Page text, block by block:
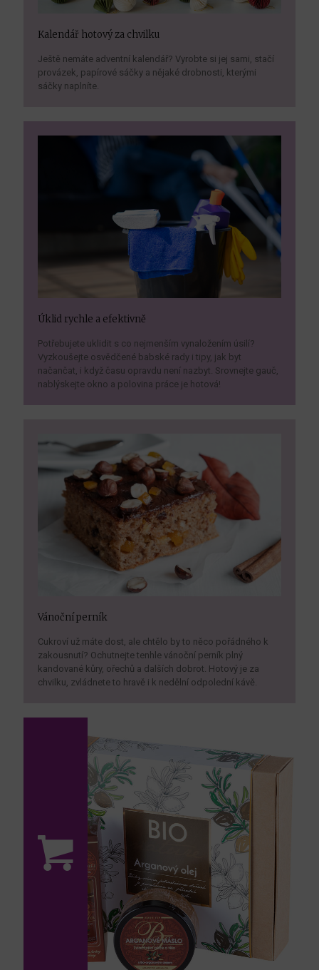
Kalendář hotový za chvilku
Ještě nemáte adventní kalendář? Vyrobte si jej sami, stačí
provázek, papírové sáčky a nějaké drobnosti, kterými
sáčky naplníte.
Úklid rychle a efektivně
Potřebujete uklidit s co nejmenším vynaložením úsilí?
Vyzkoušejte osvědčené babské rady i tipy, jak byt
načančat, i když času opravdu není nazbyt. Srovnejte gauč,
nablýskejte okno a polovina práce je hotová!
Vánoční perník
Cukroví už máte dost, ale chtělo by to něco pořádného k
zakousnutí? Ochutnejte tenhle vánoční perník plný
kandované kůry, ořechů a dalších dobrot. Hotový je za
chvilku, zvládnete to hravě i k nedělní odpolední kávě.